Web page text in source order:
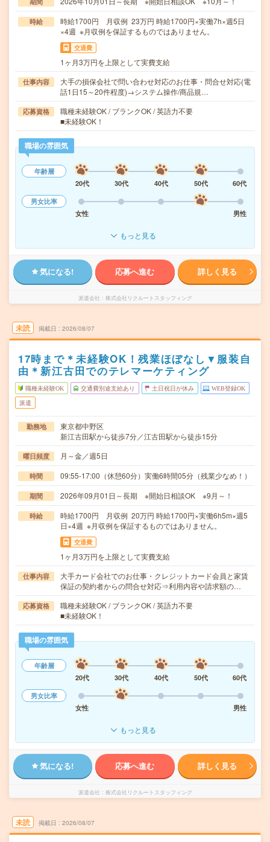
時給
時給1700円 月収例 23万円 時給1700円×実働7h×週5日
×4週 ※月収例を保証するものではありません。
交通費
1ヶ月3万円を上限として実費支給
仕事内容
大手の損保会社で問い合わせ対応のお仕事・問合せ対応(電
話1日15～20件程度)→システム操作/商品規…
応募資格
職種未経験OK / ブランクOK / 英語力不要
■未経験OK！
職場の雰囲気
年齢層
20代
30代 40代 50代
60代
男女比率
女性
男性
もっと見る
気になる! 応募へ進む 詳しく見る
派遣会社 株式会社リクルートスタッフィング
未読 掲載日 2026/08/07
17時まで＊未経験OK！残業ほぼなし▼服装自
由＊新江古田でのテレマーケティング
職種未経験OK 交通費別途支給あり 土日祝日が休み WEB登録OK
派遣
勤務地
東京都中野区
新江古田駅から徒歩7分／江古田駅から徒歩15分
曜日頻度 月～金／週5日
時間 09:55-17:00（休憩60分）実働6時間05分（残業少なめ！）
期間 2026年09月01日～長期 ※開始日相談OK ※9月～！
時給
時給1700円 月収例 20万円 時給1700円×実働6h5m×週5
日×4週 ※月収例を保証するものではありません。
交通費
1ヶ月3万円を上限として実費支給
仕事内容
大手カード会社でのお仕事・クレジットカード会員と家賃
保証の契約者からの問合せ対応⇒利用内容や請求額の…
応募資格
職種未経験OK / ブランクOK / 英語力不要
■未経験OK！
職場の雰囲気
年齢層
20代
30代 40代 50代
60代
男女比率
女性
男性
もっと見る
気になる! 応募へ進む 詳しく見る
派遣会社 株式会社リクルートスタッフィング
未読 掲載日 2026/08/07